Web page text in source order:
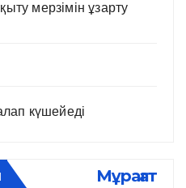
мерзімін ұзарту
күшейеді
Мұрағат